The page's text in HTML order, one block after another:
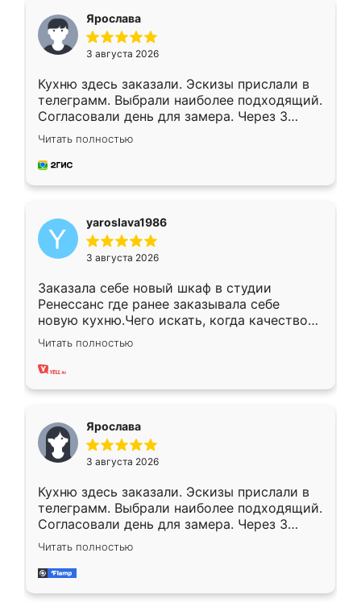
Ярослава
3 августа 2026
Кухню здесь заказали. Эскизы прислали в
телеграмм. Выбрали наиболее подходящий.
Согласовали день для замера. Через 3
недели кухня была уже готова. Остались
довольны работой. Спасибо Ренессанс
мебель за качественную работу!
Читать полностью
yaroslava1986
3 августа 2026
Заказала себе новый шкаф в студии
Ренессанс где ранее заказывала себе
новую кухню.Чего искать, когда качеством
вполне довольна. Служит кухня уже почти
два года, нареканий нет.
Читать полностью
Ярослава
3 августа 2026
Кухню здесь заказали. Эскизы прислали в
телеграмм. Выбрали наиболее подходящий.
Согласовали день для замера. Через 3
недели кухня была уже готова. Остались
довольны работой. Спасибо Ренессанс
мебель за качественную работу!
Читать полностью